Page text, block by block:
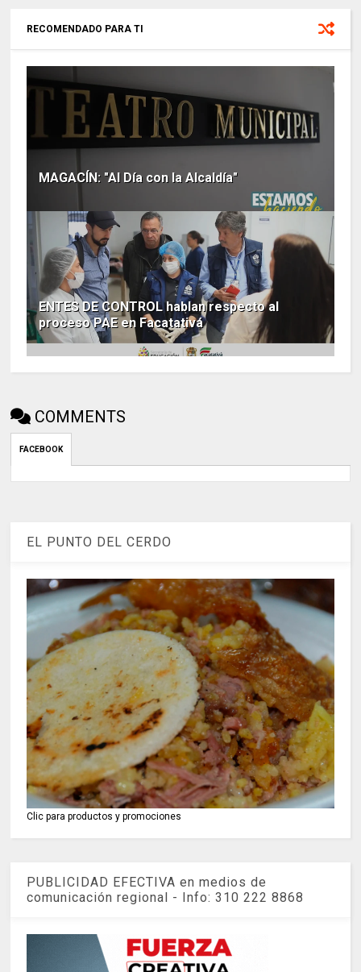
RECOMENDADO PARA TI
MAGACÍN: "Al Día con la Alcaldía"
ENTES DE CONTROL hablan respecto al
proceso PAE en Facatativá
COMMENTS
FACEBOOK
EL PUNTO DEL CERDO
Clic para productos y promociones
PUBLICIDAD EFECTIVA en medios de
comunicación regional - Info: 310 222 8868